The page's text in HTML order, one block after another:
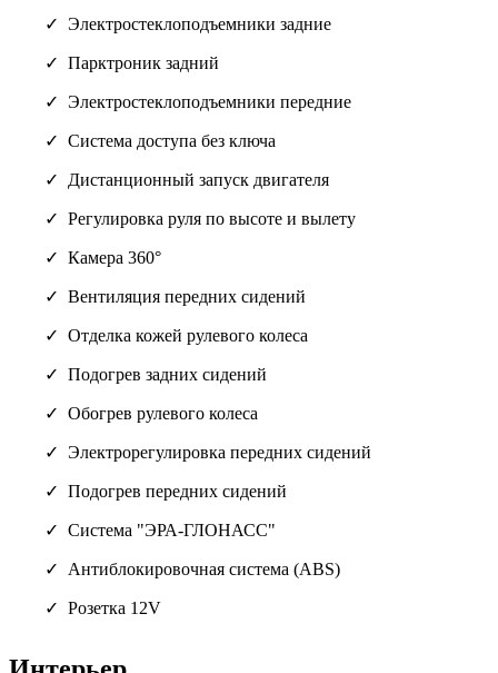
Электростеклоподъемники задние
Парктроник задний
Электростеклоподъемники передние
Система доступа без ключа
Дистанционный запуск двигателя
Регулировка руля по высоте и вылету
Камера 360°
Вентиляция передних сидений
Отделка кожей рулевого колеса
Подогрев задних сидений
Обогрев рулевого колеса
Электрорегулировка передних сидений
Подогрев передних сидений
Система "ЭРА-ГЛОНАСС"
Антиблокировочная система (ABS)
Розетка 12V